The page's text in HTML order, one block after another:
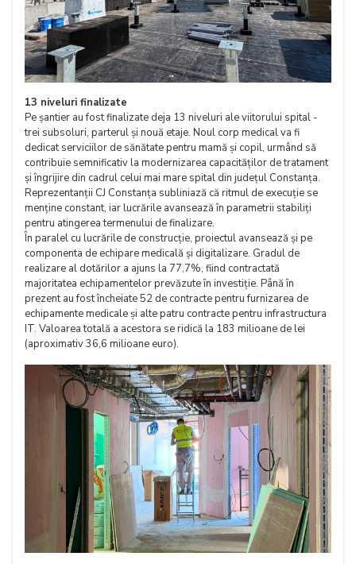
13 niveluri finalizate
Pe șantier au fost finalizate deja 13 niveluri ale viitorului spital -
trei subsoluri, parterul și nouă etaje. Noul corp medical va fi
dedicat serviciilor de sănătate pentru mamă și copil, urmând să
contribuie semnificativ la modernizarea capacităților de tratament
și îngrijire din cadrul celui mai mare spital din județul Constanța.
Reprezentanții CJ Constanța subliniază că ritmul de execuție se
menține constant, iar lucrările avansează în parametrii stabiliți
pentru atingerea termenului de finalizare.
În paralel cu lucrările de construcție, proiectul avansează și pe
componenta de echipare medicală și digitalizare. Gradul de
realizare al dotărilor a ajuns la 77,7%, fiind contractată
majoritatea echipamentelor prevăzute în investiție. Până în
prezent au fost încheiate 52 de contracte pentru furnizarea de
echipamente medicale și alte patru contracte pentru infrastructura
IT. Valoarea totală a acestora se ridică la 183 milioane de lei
(aproximativ 36,6 milioane euro).